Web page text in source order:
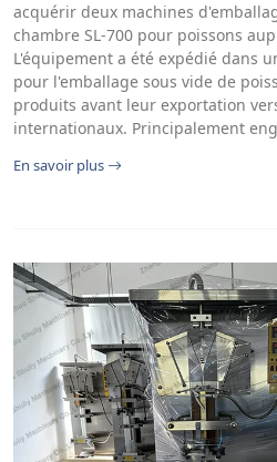
acquérir deux machines
chambre SL-700 pour poissons
L'équipement a été expédié dans
pour l'emballage sous vide de
produits avant leur exportation
internationaux. Principalement
En savoir plus